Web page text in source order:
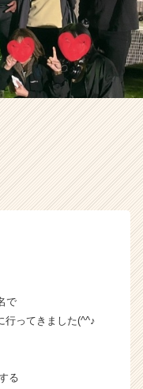
で
行ってきました(^^♪
る